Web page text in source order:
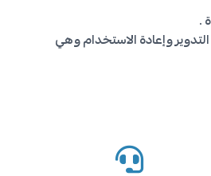
.
التدوير وإعادة الاستخدام وهي